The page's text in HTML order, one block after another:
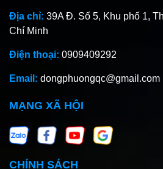
Địa chỉ: 39A Đ. Số 5, Khu phố 1,
Chí Minh
Điện thoại: 0909409292
Email: dongphuongqc@gmail.com
MẠNG XÃ HỘI
CHÍNH SÁCH